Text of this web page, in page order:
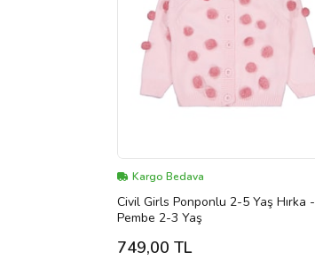
Kargo Bedava
Civil Girls Ponponlu 2-5 Yaş Hırka -
Pembe 2-3 Yaş
749,00 TL